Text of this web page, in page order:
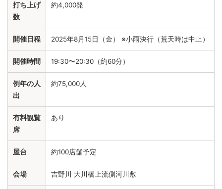
打ち上げ
数
約4,000発
開催日程 2025年8月15日（金） ※小雨決行（荒天時は中止）
開催時間 19:30〜20:30（約60分）
例年の人
出
約75,000人
有料観覧
席
あり
屋台 約100店舗予定
会場 吉野川 大川橋上流側河川敷